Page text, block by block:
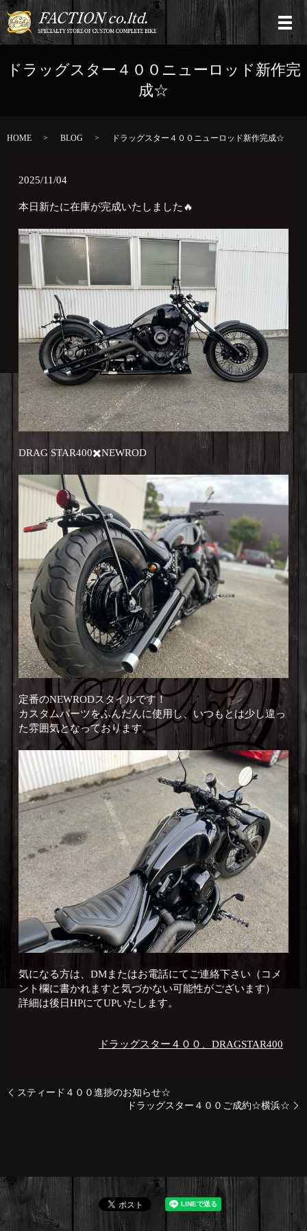
ドラッグスター４００ニューロッド新作完
成☆
HOME BLOG ドラッグスター４００ニューロッド新作完成☆
2025/11/04
本日新たに在庫が完成いたしました🔥
DRAG STAR400✖️NEWROD
定番のNEWRODスタイルです！
カスタムパーツをふんだんに使用し、いつもとは少し違っ
た雰囲気となっております。
気になる方は、DMまたはお電話にてご連絡下さい（コメ
ント欄に書かれますと気づかない可能性がございます）
詳細は後日HPにてUPいたします。
ドラッグスター４００、DRAGSTAR400
スティード４００進捗のお知らせ☆
ドラッグスター４００ご成約☆横浜☆